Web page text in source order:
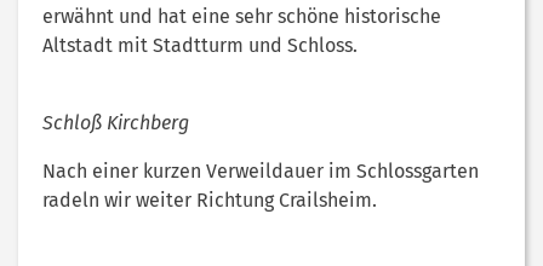
erwähnt und hat eine sehr schöne historische
Altstadt mit Stadtturm und Schloss.
Schloß Kirchberg
Nach einer kurzen Verweildauer im Schlossgarten
radeln wir weiter Richtung Crailsheim.